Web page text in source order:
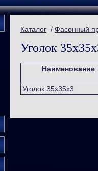
Каталог / Фасонный
Уголок
Наименование
Уголок 35х35х3